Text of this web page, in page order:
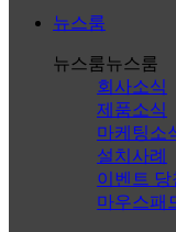
뉴스룸
뉴스룸뉴스룸
회사소식
제품소식
마케팅소
설치사례
이벤트 당
마우스패